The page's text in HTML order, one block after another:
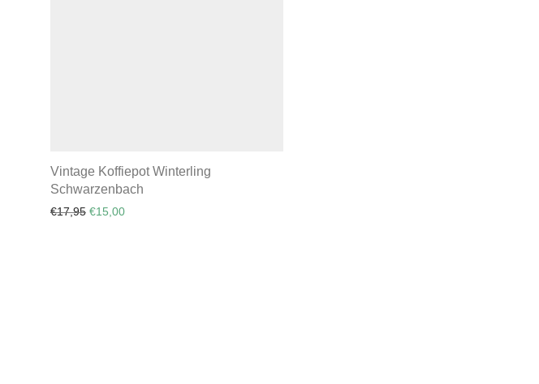
Vintage Koffiepot Winterling
Schwarzenbach
€17,95 Oorspronkelijke prijs was: €17,95.
€15,00Huidige prijs is: €15,00.